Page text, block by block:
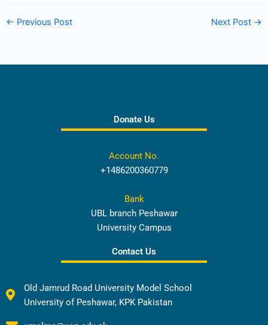
← Previous Post Next Post →
Donate Us
Account No.
+1486200360779
Bank
UBL branch Peshawar
University Campus
Contact Us
Old Jamrud Road University Model School
University of Peshawar, KPK Pakistan